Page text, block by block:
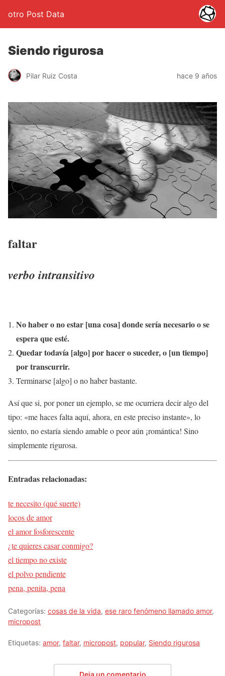
otro Post Data
Siendo rigurosa
Pilar Ruiz Costa hace 9 años
faltar
verbo intransitivo
No haber o no estar [una cosa] donde sería necesario o se
espera que esté.
Quedar todavía [algo] por hacer o suceder, o [un tiempo]
por transcurrir.
Terminarse [algo] o no haber bastante.
Así que si, por poner un ejemplo, se me ocurriera decir algo del
tipo: «me haces falta aquí, ahora, en este preciso instante», lo
siento, no estaría siendo amable o peor aún ¡romántica! Sino
simplemente rigurosa.
Entradas relacionadas:
te necesito (qué suerte)
locos de amor
el amor fosforescente
¿te quieres casar conmigo?
el tiempo no existe
el polvo pendiente
pena, penita, pena
Categorías: cosas de la vida, ese raro fenómeno llamado amor,
micropost
Etiquetas: amor, faltar, micropost, popular, Siendo rigurosa
Deja un comentario